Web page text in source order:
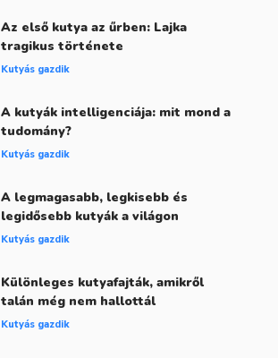
Az első kutya az űrben: Lajka
tragikus története
Kutyás gazdik
A kutyák intelligenciája: mit mond a
tudomány?
Kutyás gazdik
A legmagasabb, legkisebb és
legidősebb kutyák a világon
Kutyás gazdik
Különleges kutyafajták, amikről
talán még nem hallottál
Kutyás gazdik